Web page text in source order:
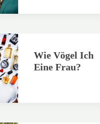
Wie Vögel Ich
Eine Frau?